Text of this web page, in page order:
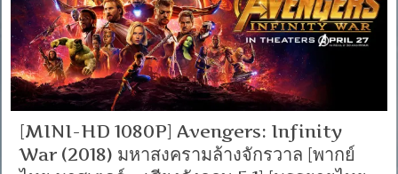
จักรวาล
[พากย์
ไทย
5.1
แท้
+
เสียง
อังกฤษ
DTS]
[บรรยาย
ไทย
+
[MINI-HD 1080P] Avengers: Infinity
War (2018) มหาสงครามล้างจักรวาล [พากย์